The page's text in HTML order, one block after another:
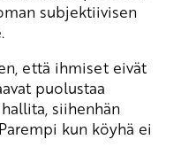
subjektiivisen
että ihmiset eivät
puolustaa
siihenhän
kun köyhä ei